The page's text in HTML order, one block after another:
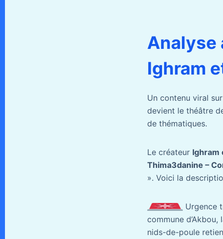
Analyse
Ighram
Un contenu viral sur
devient le théâtre
de thématiques.
Le créateur Ighram
Thima3danine –
». Voici la
Urgence
commune
nids-de-poule